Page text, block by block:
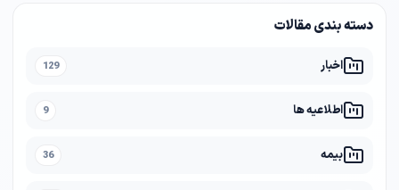
دسته بندی مقالات
اخبار 129
اطلاعیه ها 9
بیمه 36